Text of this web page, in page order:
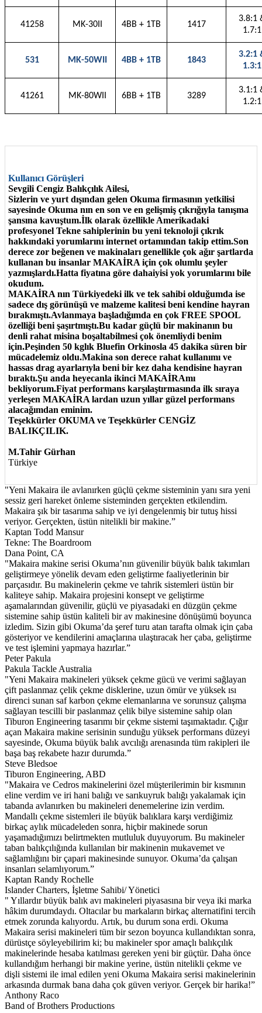
41258 MK-30II 4BB + 1TB 1417
3.8:1
1.7:1
531 MK-50WII 4BB + 1TB 1843
3.2:1
1.3:1
41261 MK-80WII 6BB + 1TB 3289
3.1:1
1.2:1
Kullanıcı Görüşleri
Sevgili Cengiz Balıkçılık Ailesi,
Sizlerin ve yurt dışından gelen Okuma firmasının yetkilisi
sayesinde Okuma nın en son ve en gelişmiş çıkrığıyla tanışma
şansına kavuştum.İlk olarak özellikle Amerikadaki
profesyonel Tekne sahiplerinin bu yeni teknoloji çıkrık
hakkındaki yorumlarını internet ortamından takip ettim.Son
derece zor beğenen ve makinaları genellikle çok ağır şartlarda
kullanan bu insanlar MAKAİRA için çok olumlu şeyler
yazmışlardı.Hatta fiyatına göre dahaiyisi yok yorumlarını bile
okudum.
MAKAİRA nın Türkiyedeki ilk ve tek sahibi olduğumda ise
sadece dış görünüşü ve malzeme kalitesi beni kendine hayran
bırakmıştı.Avlanmaya başladığımda en çok FREE SPOOL
özelliği beni şaşırtmıştı.Bu kadar güçlü bir makinanın bu
denli rahat misina boşaltabilmesi çok önemliydi benim
için.Peşinden 50 kglık Bluefin Orkinosla 45 dakika süren bir
mücadelemiz oldu.Makina son derece rahat kullanımı ve
hassas drag ayarlarıyla beni bir kez daha kendisine hayran
bıraktı.Şu anda heyecanla ikinci MAKAİRAmı
bekliyorum.Fiyat performans karşılaştırmasında ilk sıraya
yerleşen MAKAİRA lardan uzun yıllar güzel performans
alacağımdan eminim.
Teşekkürler OKUMA ve Teşekkürler CENGİZ
BALIKÇILIK.
M.Tahir Gürhan
Türkiye
"Yeni Makaira ile avlanırken güçlü çekme sisteminin yanı sıra yeni
sessiz geri hareket önleme sisteminden gerçekten etkilendim.
Makaira şık bir tasarıma sahip ve iyi dengelenmiş bir tutuş hissi
veriyor. Gerçekten, üstün nitelikli bir makine.”
Kaptan Todd Mansur
Tekne: The Boardroom
Dana Point, CA
"Makaira makine serisi Okuma’nın güvenilir büyük balık takımları
geliştirmeye yönelik devam eden geliştirme faaliyetlerinin bir
parçasıdır. Bu makinelerin çekme ve tahrik sistemleri üstün bir
kaliteye sahip. Makaira projesini konsept ve geliştirme
aşamalarından güvenilir, güçlü ve piyasadaki en düzgün çekme
sistemine sahip üstün kaliteli bir av makinesine dönüşümü boyunca
izledim. Sizin gibi Okuma’da şeref turu atan tarafta olmak için çaba
gösteriyor ve kendilerini amaçlarına ulaştıracak her çaba, geliştirme
ve test işlemini yapmaya hazırlar.”
Peter Pakula
Pakula Tackle Australia
"Yeni Makaira makineleri yüksek çekme gücü ve verimi sağlayan
çift paslanmaz çelik çekme disklerine, uzun ömür ve yüksek ısı
direnci sunan saf karbon çekme elemanlarına ve sorunsuz çalışma
sağlayan tescilli bir paslanmaz çelik bilye sistemine sahip olan
Tiburon Engineering tasarımı bir çekme sistemi taşımaktadır. Çığır
açan Makaira makine serisinin sunduğu yüksek performans düzeyi
sayesinde, Okuma büyük balık avcılığı arenasında tüm rakipleri ile
başa baş rekabete hazır durumda.”
Steve Bledsoe
Tiburon Engineering, ABD
"Makaira ve Cedros makinelerini özel müşterilerimin bir kısmının
eline verdim ve iri hani balığı ve sarıkuyruk balığı yakalamak için
tabanda avlanırken bu makineleri denemelerine izin verdim.
Mandallı çekme sistemleri ile büyük balıklara karşı verdiğimiz
birkaç aylık mücadeleden sonra, hiçbir makinede sorun
yaşamadığımızı belirtmekten mutluluk duyuyorum. Bu makineler
taban balıkçılığında kullanılan bir makinenin mukavemet ve
sağlamlığını bir çapari makinesinde sunuyor. Okuma’da çalışan
insanları selamlıyorum.”
Kaptan Randy Rochelle
Islander Charters, İşletme Sahibi/ Yönetici
" Yıllardır büyük balık avı makineleri piyasasına bir veya iki marka
hâkim durumdaydı. Oltacılar bu markaların birkaç alternatifini tercih
etmek zorunda kalıyordu. Artık, bu durum sona erdi. Okuma
Makaira serisi makineleri tüm bir sezon boyunca kullandıktan sonra,
dürüstçe söyleyebilirim ki; bu makineler spor amaçlı balıkçılık
makinelerinde hesaba katılması gereken yeni bir güçtür. Daha önce
kullandığım herhangi bir makine yerine, üstün nitelikli çekme ve
dişli sistemi ile imal edilen yeni Okuma Makaira serisi makinelerinin
arkasında durmak bana daha çok güven veriyor. Gerçek bir harika!”
Anthony Raco
Band of Brothers Productions